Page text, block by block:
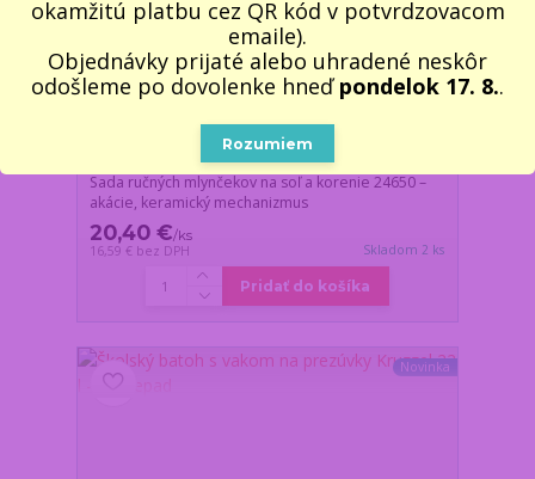
Sada ručných mlynčekov na soľ a korenie 24650 –
akácie, keramický mechanizmus
20,40 €/ks
16,59 € bez DPH Skladom 2 ks
Pridať do košíka
Novinka
okamžitú platbu cez QR kód v potvrdzovacom
emaile).
Objednávky prijaté alebo uhradené neskôr
odošleme po dovolenke hneďpondelok 17. 8..
Rozumiem